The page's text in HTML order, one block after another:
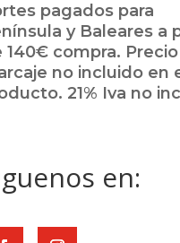
pagados para
y Baleares a
140€ compra.
no incluido en
21% Iva no
en: